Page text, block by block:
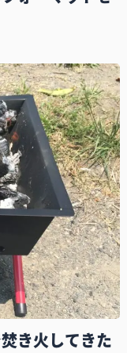
き火してきた